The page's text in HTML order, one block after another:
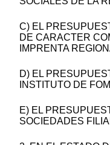
C) EL
DE CARACTER
IMPRENTA
D) EL
INSTITUTO DE
E) EL
SOCIEDADES